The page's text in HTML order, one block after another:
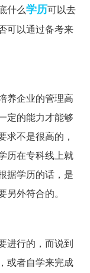
什么学历可以去
可以通过备考来
养企业的管理高
定的能力才能够
求不是很高的，
历在专科线上就
据学历的话，是
外符合的。
进行的，而说到
或者自学来完成